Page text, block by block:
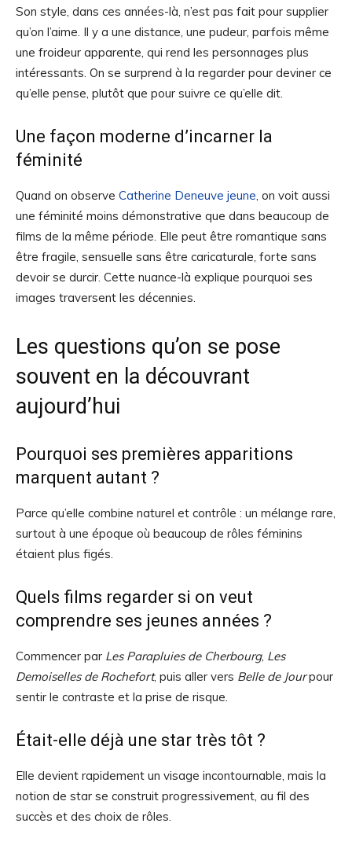
Son style, dans ces années-là, n’est pas fait pour supplier
qu’on l’aime. Il y a une distance, une pudeur, parfois même
une froideur apparente, qui rend les personnages plus
intéressants. On se surprend à la regarder pour deviner ce
qu’elle pense, plutôt que pour suivre ce qu’elle dit.
Une façon moderne d’incarner la
féminité
Quand on observe Catherine Deneuve jeune, on voit aussi
une féminité moins démonstrative que dans beaucoup de
films de la même période. Elle peut être romantique sans
être fragile, sensuelle sans être caricaturale, forte sans
devoir se durcir. Cette nuance-là explique pourquoi ses
images traversent les décennies.
Les questions qu’on se pose
souvent en la découvrant
aujourd’hui
Pourquoi ses premières apparitions
marquent autant ?
Parce qu’elle combine naturel et contrôle : un mélange rare,
surtout à une époque où beaucoup de rôles féminins
étaient plus figés.
Quels films regarder si on veut
comprendre ses jeunes années ?
Commencer par Les Parapluies de Cherbourg, Les
Demoiselles de Rochefort, puis aller vers Belle de Jourpour
sentir le contraste et la prise de risque.
Était-elle déjà une star très tôt ?
Elle devient rapidement un visage incontournable, mais la
notion de star se construit progressivement, au fil des
succès et des choix de rôles.